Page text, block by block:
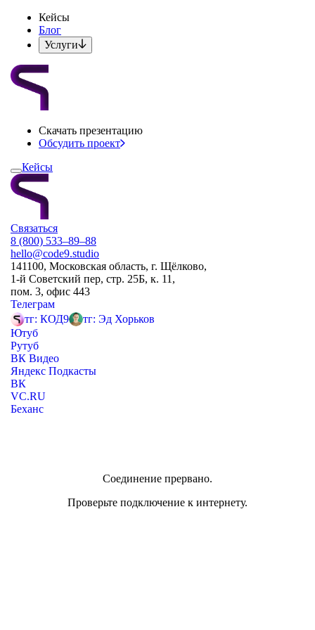
Кейсы
Блог
Услуги
Скачать презентацию
Обсудить проект
Кейсы
Связаться
8 (800) 533–89–88
hello@code9.studio
141100, Московская область, г. Щёлково,
1-й Советский пер, стр. 25Б, к. 11,
пом. 3, офис 443
Телеграм
тг: КОД9
тг: Эд Хорьков
Ютуб
Рутуб
ВК Видео
Яндекс Подкасты
ВК
VC.RU
Беханс
Соединение прервано.
Проверьте подключение к интернету.